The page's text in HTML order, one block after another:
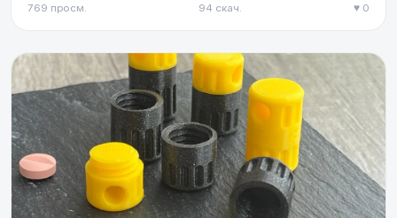
769 просм. 94 скач. ♥ 0